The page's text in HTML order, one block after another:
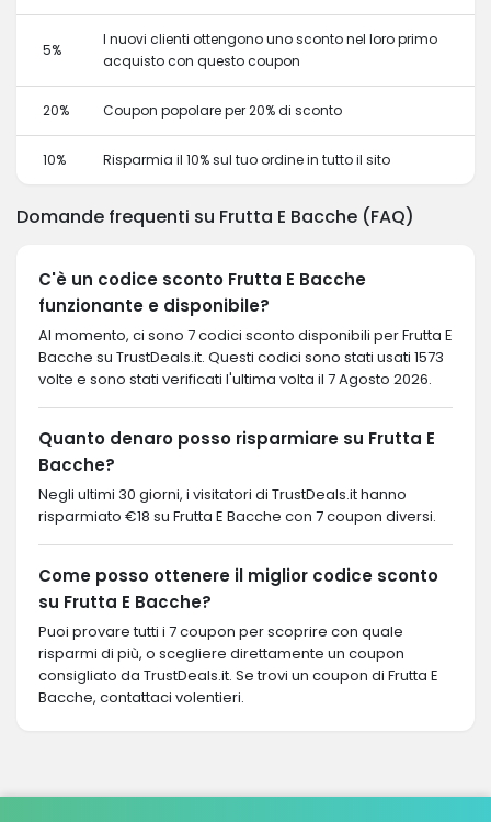
5%
I nuovi clienti ottengono uno sconto nel loro primo
acquisto con questo coupon
20% Coupon popolare per 20% di sconto
10% Risparmia il 10% sul tuo ordine in tutto il sito
Domande frequenti su Frutta E Bacche (FAQ)
C'è un codice sconto Frutta E Bacche
funzionante e disponibile?
Al momento, ci sono 7 codici sconto disponibili per Frutta E
Bacche su TrustDeals.it. Questi codici sono stati usati 1573
volte e sono stati verificati l'ultima volta il 7 Agosto 2026.
Quanto denaro posso risparmiare su Frutta E
Bacche?
Negli ultimi 30 giorni, i visitatori di TrustDeals.it hanno
risparmiato €18 su Frutta E Bacche con 7 coupon diversi.
Come posso ottenere il miglior codice sconto
su Frutta E Bacche?
Puoi provare tutti i 7 coupon per scoprire con quale
risparmi di più, o scegliere direttamente un coupon
consigliato da TrustDeals.it. Se trovi un coupon di Frutta E
Bacche, contattaci volentieri.